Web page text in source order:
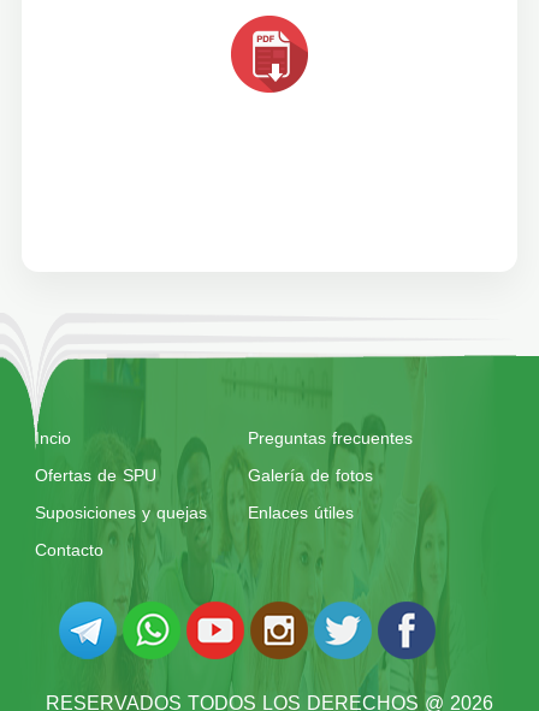
Incio
Preguntas frecuentes
Ofertas de SPU
Galería de fotos
Suposiciones y quejas
Enlaces útiles
Contacto
RESERVADOS TODOS LOS DERECHOS @ 2026